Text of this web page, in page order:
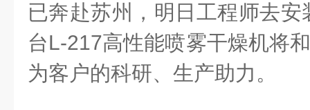
已奔赴苏州，明日工程师去
台L-217高性能喷雾干燥机将
为客户的科研、生产助力。